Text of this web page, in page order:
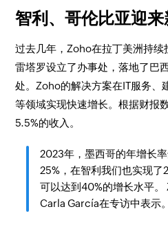
智利、哥伦比亚迎来
过去几年，Zoho在拉丁美洲持
雷塔罗设立了办事处，落地了巴
处。Zoho的解决方案在IT服务、
等领域实现快速增长。根据财报
5.5%的收入。
2023年，墨西哥的年增长
25%，在智利我们也实现
可以达到40%的增长水平
Carla García在专访中表示。